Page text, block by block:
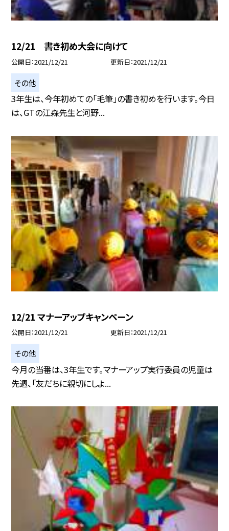
12/21 書き初め大会に向けて
公開日 2021/12/21 更新日 2021/12/21
その他
3年生は、今年初めての「毛筆」の書き初めを行います。今日
は、GTの江森先生と河野...
12/21 マナーアップキャンペーン
公開日 2021/12/21 更新日 2021/12/21
その他
今月の当番は、3年生です。マナーアップ実行委員の児童は
先週、「友だちに親切にしよ...